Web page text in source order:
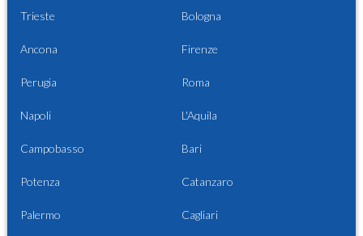
Trieste Bologna
Ancona Firenze
Perugia Roma
Napoli L'Aquila
Campobasso Bari
Potenza Catanzaro
Palermo Cagliari